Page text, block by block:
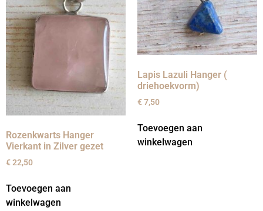
Rozenkwarts Hanger
Vierkant in Zilver gezet
€22,50
Toevoegen aan
winkelwagen
Lapis Lazuli Hanger (
driehoekvorm)
€7,50
Toevoegen aan
winkelwagen